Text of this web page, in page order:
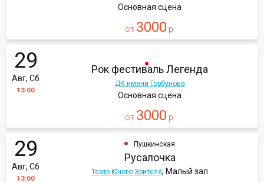
Основная сцена
от 3000 р.
29
Авг, Сб
13:00
Рок фестиваль Легенда
ДК имени Горбунова
Основная сцена
от 3000 р.
29
Авг, Сб
13:00
Пушкинская
Русалочка
Театр Юного Зрителя, Малый зал